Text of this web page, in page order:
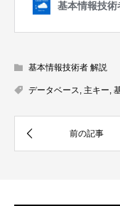
基本情報技術者 解説
データベース, 主キー,